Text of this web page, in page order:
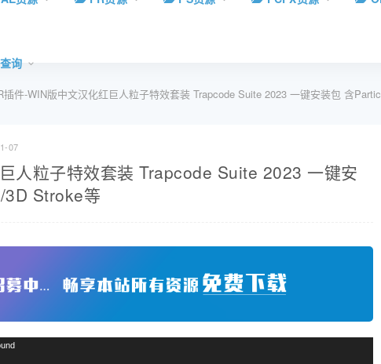
询
插件-WIN版中文汉化红巨人粒子特效套装 Trapcode Suite 2023 一键安装包 含
07
人粒子特效套装 Trapcode Suite 2023 一键安
Stroke等